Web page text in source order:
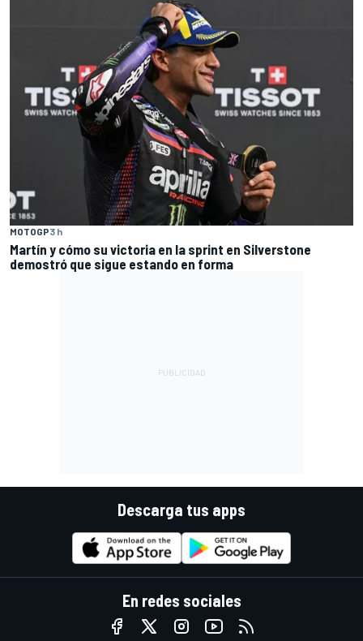
MOTOGP3 h
Martín y cómo su victoria en la sprint en Silverstone
demostró que sigue estando en forma
Descarga tus apps
En redes sociales